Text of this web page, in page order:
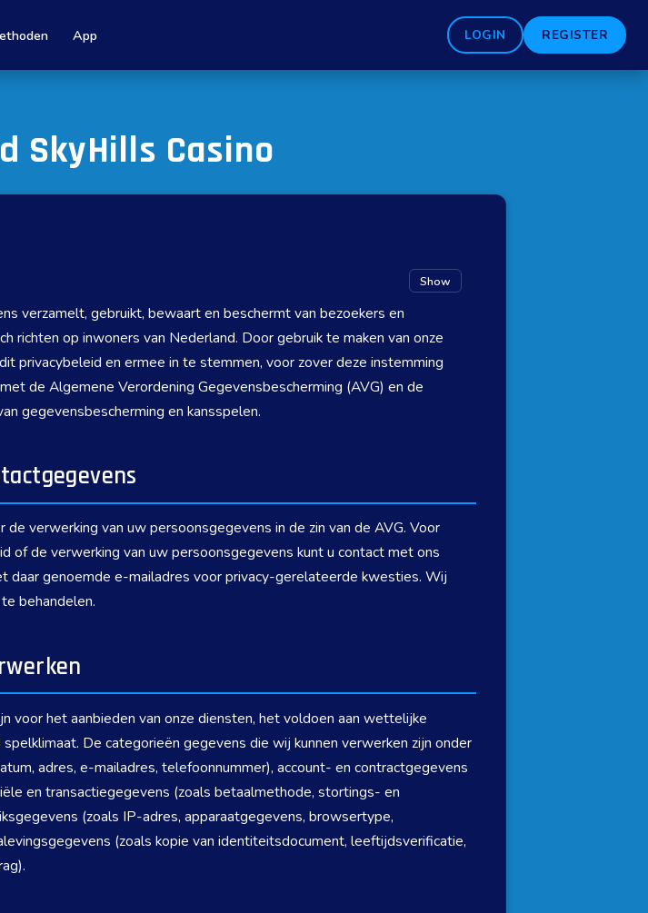
App LOGIN REGISTER
SkyHills Casino
Show
verzamelt, gebruikt, bewaart en beschermt van bezoekers en
op inwoners van Nederland. Door gebruik te maken van onze
privacybeleid en ermee in te stemmen, voor zover deze instemming
de Algemene Verordening Gegevensbescherming (AVG) en de
gegevensbescherming en kansspelen.
verwerking van uw persoonsgegevens in de zin van de AVG. Voor
of de verwerking van uw persoonsgegevens kunt u contact met ons
genoemde e-mailadres voor privacy-gerelateerde kwesties. Wij
behandelen.
voor het aanbieden van onze diensten, het voldoen aan wettelijke
De categorieën gegevens die wij kunnen verwerken zijn onder
adres, e-mailadres, telefoonnummer), account- en contractgegevens
en transactiegegevens (zoals betaalmethode, stortings- en
(zoals IP-adres, apparaatgegevens, browsertype,
(zoals kopie van identiteitsdocument, leeftijdsverificatie,